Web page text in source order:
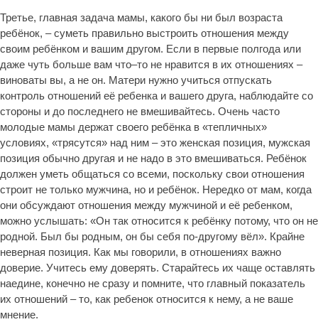
Третье, главная задача мамы, какого бы ни был возраста
ребёнок, – суметь правильно выстроить отношения между
своим ребёнком и вашим другом. Если в первые полгода или
даже чуть больше вам что–то не нравится в их отношениях –
виноваты вы, а не он. Матери нужно учиться отпускать
контроль отношений её ребенка и вашего друга, наблюдайте со
стороны и до последнего не вмешивайтесь. Очень часто
молодые мамы держат своего ребёнка в «тепличных»
условиях, «трясутся» над ним – это женская позиция, мужская
позиция обычно другая и не надо в это вмешиваться. Ребёнок
должен уметь общаться со всеми, поскольку свои отношения
строит не только мужчина, но и ребёнок. Нередко от мам, когда
они обсуждают отношения между мужчиной и её ребенком,
можно услышать: «Он так относится к ребёнку потому, что он не
родной. Был бы родным, он бы себя по-другому вёл». Крайне
неверная позиция. Как мы говорили, в отношениях важно
доверие. Учитесь ему доверять. Старайтесь их чаще оставлять
наедине, конечно не сразу и помните, что главный показатель
их отношений – то, как ребенок относится к нему, а не ваше
мнение.